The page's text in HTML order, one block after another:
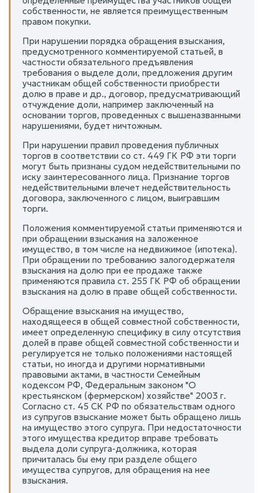
собственности, не является преимущественным
правом покупки.
При нарушении порядка обращения взыскания,
предусмотренного комментируемой статьей, в
частности обязательного предъявления
требования о выделе доли, предложения другим
участникам общей собственности приобрести
долю в праве и др., договор, предусматривающий
отчуждение доли, например заключенный на
основании торгов, проведенных с вышеназванными
нарушениями, будет ничтожным.
При нарушении правил проведения публичных
торгов в соответствии со ст. 449 ГК РФ эти торги
могут быть признаны судом недействительными по
иску заинтересованного лица. Признание торгов
недействительными влечет недействительность
договора, заключенного с лицом, выигравшим
торги.
Положения комментируемой статьи применяются и
при обращении взыскания на заложенное
имущество, в том числе на недвижимое (ипотека).
При обращении по требованию залогодержателя
взыскания на долю при ее продаже также
применяются правила ст. 255 ГК РФ об обращении
взыскания на долю в праве общей собственности.
Обращение взыскания на имущество,
находящееся в общей совместной собственности,
имеет определенную специфику в силу отсутствия
долей в праве общей совместной собственности и
регулируется не только положениями настоящей
статьи, но иногда и другими нормативными
правовыми актами, в частности Семейным
кодексом РФ, Федеральным законом "О
крестьянском (фермерском) хозяйстве" 2003 г.
Согласно ст. 45 СК РФ по обязательствам одного
из супругов взыскание может быть обращено лишь
на имущество этого супруга. При недостаточности
этого имущества кредитор вправе требовать
выдела доли супруга-должника, которая
причиталась бы ему при разделе общего
имущества супругов, для обращения на нее
взыскания.